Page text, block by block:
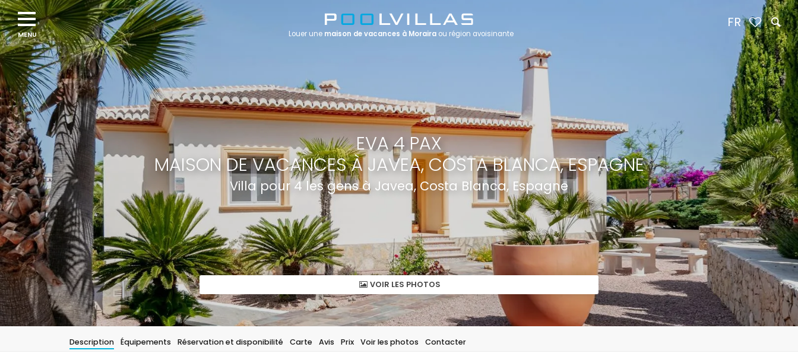
EVA 4 PAX
MAISON DE VACANCES À JAVEA, COSTA BLANCA, ESPAGNE
Villa pour 4 les gens à Javea, Costa Blanca, Espagne
VOIR LES PHOTOS
Description Équipements Réservation et disponibilité Carte Avis Prix Voir les photos Contacter
Louer une maison de vacances à Morairaou région avoisinante
FR